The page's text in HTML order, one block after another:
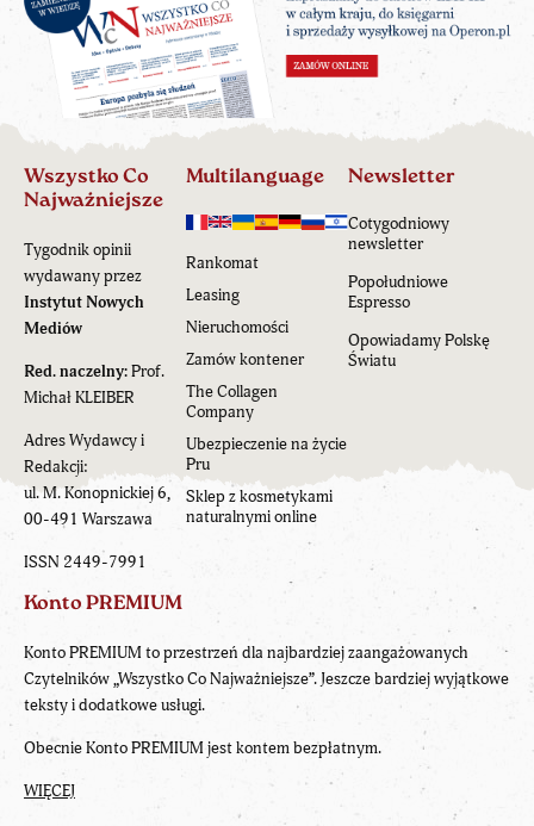
Wszystko Co
Najważniejsze
Tygodnik opinii
wydawany przez
Instytut Nowych
Mediów
Red. naczelny:Prof.
Michał KLEIBER
Adres Wydawcy i
Redakcji:
ul. M. Konopnickiej 6,
00-491 Warszawa
ISSN 2449-7991
Multilanguage
Rankomat
Leasing
Nieruchomości
Zamów kontener
The Collagen
Company
Ubezpieczenie na życie
Pru
Sklep z kosmetykami
naturalnymi online
Newsletter
Cotygodniowy
newsletter
Popołudniowe
Espresso
Opowiadamy Polskę
Światu
Konto PREMIUM
Konto PREMIUM to przestrzeń dla najbardziej zaangażowanych
Czytelników „Wszystko Co Najważniejsze”. Jeszcze bardziej wyjątkowe
teksty i dodatkowe usługi.
Obecnie Konto PREMIUM jest kontem bezpłatnym.
WIĘCEJ